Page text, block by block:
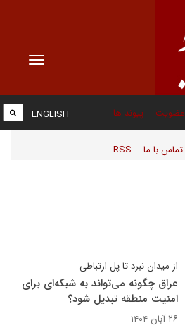
Toggle
عضویت پیوند ها
تماس با ما RSS
ENGLISH
از میدان نبرد تا پل ارتباطی
عراق چگونه می‌تواند به شبکه‌ای برای
امنیت منطقه‌ تبدیل شود؟
۲۶ آبان ۱۴۰۴